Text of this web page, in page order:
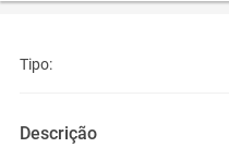
Tipo:
Descrição